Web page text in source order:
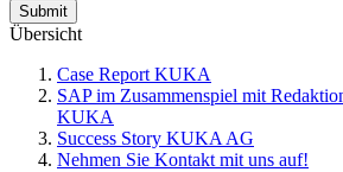
Submit
Übersicht
Case Report KUKA
SAP im Zusammenspiel mit
KUKA
Success Story KUKA AG
Nehmen Sie Kontakt mit uns auf!